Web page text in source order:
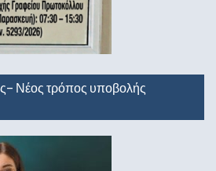
Νέος τρόπος υποβολής